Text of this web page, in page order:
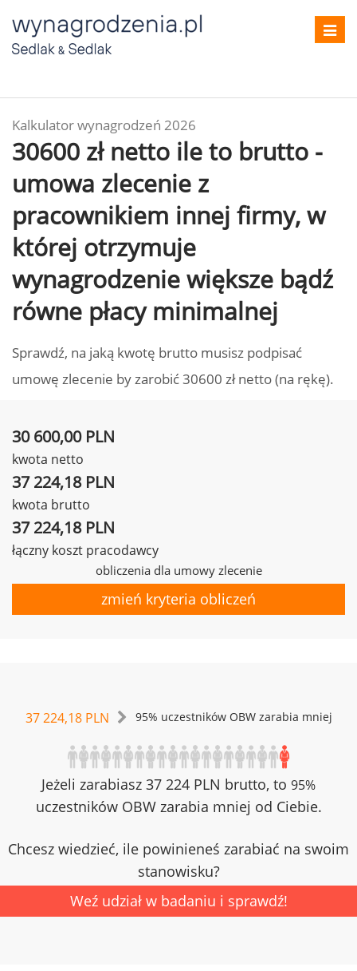
Kalkulator wynagrodzeń 2026
30600 zł netto ile to brutto -
umowa zlecenie z
pracownikiem innej firmy, w
której otrzymuje
wynagrodzenie większe bądź
równe płacy minimalnej
Sprawdź, na jaką kwotę brutto musisz podpisać
umowę zlecenie by zarobić 30600 zł netto (na rękę).
30 600,00 PLN
kwota netto
37 224,18 PLN
kwota brutto
37 224,18 PLN
łączny koszt pracodawcy
obliczenia dla umowy zlecenie
zmień kryteria obliczeń
37 224,18 PLN 95% uczestników OBW zarabia mniej
Jeżeli zarabiasz 37 224 PLN brutto, to 95%
uczestników OBW zarabia mniej od Ciebie.
Chcesz wiedzieć, ile powinieneś zarabiać na swoim
stanowisku?
Weź udział w badaniu i sprawdź!